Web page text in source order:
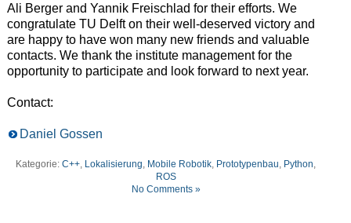
Ali Berger and Yannik Freischlad for their efforts. We
congratulateTU Delfton their well-deserved victory and
are happy to have won many new friends and valuable
contacts. We thank the institute management for the
opportunity to participate and look forward to next year.
Contact:
Daniel Gossen
Kategorie:C++ Lokalisierung Mobile Robotik Prototypenbau Python
ROS
No Comments »